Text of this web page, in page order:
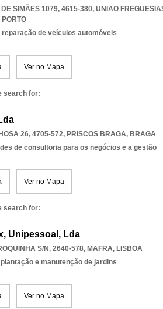
DE SIMÃES 1079, 4615-380, UNIAO
PORTO
reparação de veículos automóveis
Ver no Mapa
search for:
26, 4705-572, PRISCOS BRAGA, BRAGA
de consultoria para os negócios e a gestão
Ver no Mapa
search for:
Unipessoal, Lda
S/N, 2640-578, MAFRA, LISBOA
e manutenção de jardins
Ver no Mapa